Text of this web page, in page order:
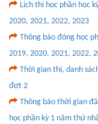
Lịch thi học phần học
2020, 2021, 2022, 2023
Thông báo đóng học
2019, 2020, 2021, 2022,
Thời gian thi, danh
đợt 2
Thông báo thời gian
học phần kỳ 1 năm thứ